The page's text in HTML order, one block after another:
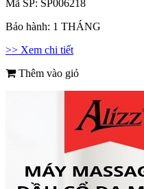
Mã SP: SP006218
Bảo hành: 1 THÁNG
>> Xem chi tiết
Thêm vào giỏ